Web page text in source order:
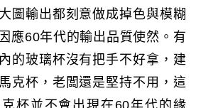
圖輸出都刻意做成掉色與模糊
應60年代的輸出品質使然。有
的玻璃杯沒有把手不好拿，建
克杯，老闆還是堅持不用，這